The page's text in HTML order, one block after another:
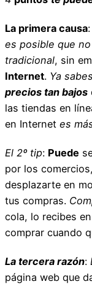
La primera causa:
es posible que
tradicional, sin
Internet. Ya
precios tan bajos
las tiendas en
en Internet es
El 2º tip: Puede
por los
desplazarte en
tus compras.
cola, lo recibes
comprar cuando
La tercera razón:
página web que